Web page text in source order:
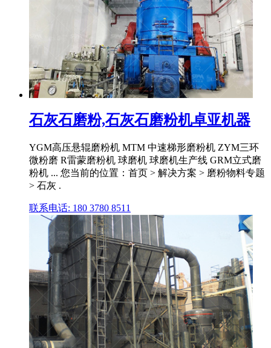
石灰石磨粉,石灰石磨粉机卓亚机器
YGM高压悬辊磨粉机 MTM 中速梯形磨粉机 ZYM三环
微粉磨 R雷蒙磨粉机 球磨机 球磨机生产线 GRM立式磨
粉机 ... 您当前的位置：首页 > 解决方案 > 磨粉物料专题
> 石灰 .
联系电话: 180 3780 8511